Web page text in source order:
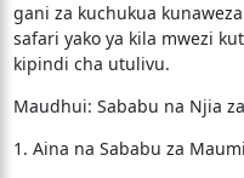
gani za kuchukua
safari yako ya kila mwezi
kipindi cha utulivu.
​Maudhui: Sababu na Njia
​1. Aina na Sababu za